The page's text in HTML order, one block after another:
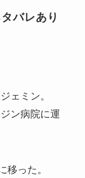
バレあり
ェミン。
ン病院に運
移った。